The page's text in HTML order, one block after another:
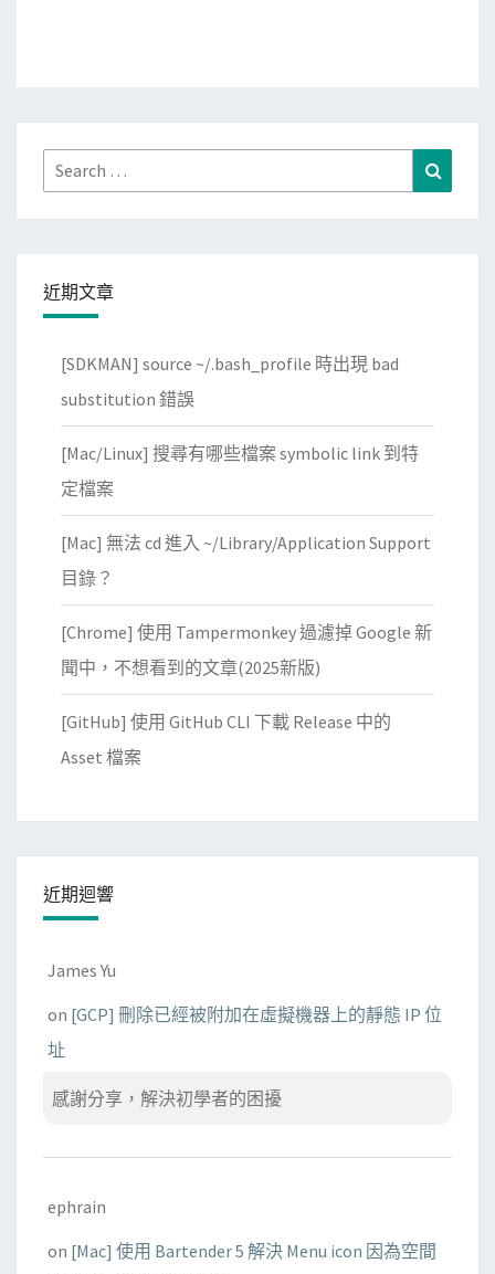
Search
for:
近期文章
[SDKMAN] source ~/.bash_profile 時出現 bad
substitution 錯誤
[Mac/Linux] 搜尋有哪些檔案 symbolic link 到特
定檔案
[Mac] 無法 cd 進入 ~/Library/Application Support
目錄？
[Chrome] 使用 Tampermonkey 過濾掉 Google 新
聞中，不想看到的文章(2025新版)
[GitHub] 使用 GitHub CLI 下載 Release 中的
Asset 檔案
近期迴響
James Yu
on [GCP] 刪除已經被附加在虛擬機器上的靜態 IP 位
址
感謝分享，解決初學者的困擾
ephrain
on [Mac] 使用 Bartender 5 解決 Menu icon 因為空間